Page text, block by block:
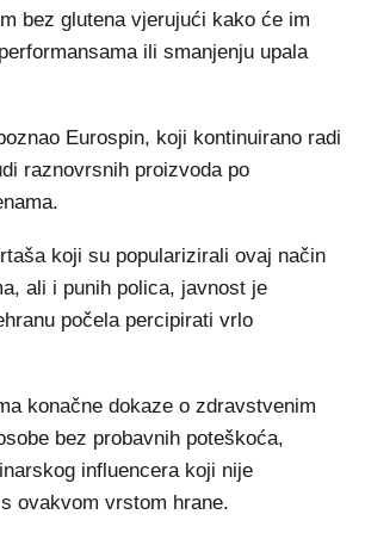
bez glutena vjerujući kako će im
ili smanjenju upala
Eurospin, koji kontinuirano radi
raznovrsnih proizvoda po
koji su popularizirali ovaj način
ali i punih polica, javnost je
počela percipirati vrlo
konačne dokaze o zdravstvenim
bez probavnih poteškoća,
influencera koji nije
ovakvom vrstom hrane.